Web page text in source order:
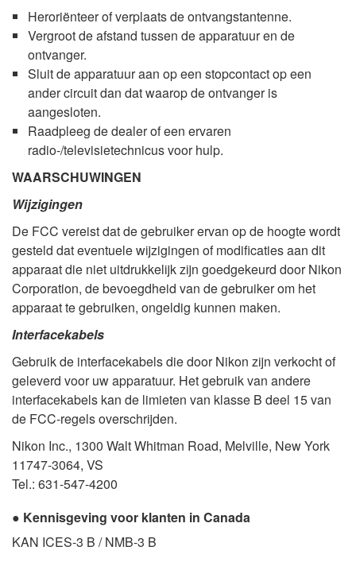
Heroriënteer of verplaats de ontvangstantenne.
Vergroot de afstand tussen de apparatuur en de
ontvanger.
Sluit de apparatuur aan op een stopcontact op een
ander circuit dan dat waarop de ontvanger is
aangesloten.
Raadpleeg de dealer of een ervaren
radio-/televisietechnicus voor hulp.
WAARSCHUWINGEN
Wijzigingen
De FCC vereist dat de gebruiker ervan op de hoogte wordt
gesteld dat eventuele wijzigingen of modificaties aan dit
apparaat die niet uitdrukkelijk zijn goedgekeurd door Nikon
Corporation, de bevoegdheid van de gebruiker om het
apparaat te gebruiken, ongeldig kunnen maken.
Interfacekabels
Gebruik de interfacekabels die door Nikon zijn verkocht of
geleverd voor uw apparatuur. Het gebruik van andere
interfacekabels kan de limieten van klasse B deel 15 van
de FCC-regels overschrijden.
Nikon Inc., 1300 Walt Whitman Road, Melville, New York
11747-3064, VS
Tel.: 631-547-4200
Kennisgeving voor klanten in Canada
KAN ICES-3 B / NMB-3 B